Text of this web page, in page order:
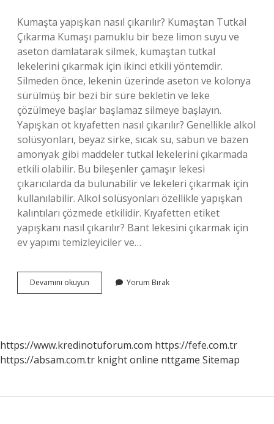
Kumaşta yapışkan nasıl çıkarılır? Kumaştan Tutkal
Çıkarma Kumaşı pamuklu bir beze limon suyu ve
aseton damlatarak silmek, kumaştan tutkal
lekelerini çıkarmak için ikinci etkili yöntemdir.
Silmeden önce, lekenin üzerinde aseton ve kolonya
sürülmüş bir bezi bir süre bekletin ve leke
çözülmeye başlar başlamaz silmeye başlayın.
Yapışkan ot kıyafetten nasıl çıkarılır? Genellikle alkol
solüsyonları, beyaz sirke, sıcak su, sabun ve bazen
amonyak gibi maddeler tutkal lekelerini çıkarmada
etkili olabilir. Bu bileşenler çamaşır lekesi
çıkarıcılarda da bulunabilir ve lekeleri çıkarmak için
kullanılabilir. Alkol solüsyonları özellikle yapışkan
kalıntıları çözmede etkilidir. Kıyafetten etiket
yapışkanı nasıl çıkarılır? Bant lekesini çıkarmak için
ev yapımı temizleyiciler ve…
Devamını okuyun Yapışkan
Kıyafetten
Yorum Bırak
https://www.kredinotuforum.com https://fefe.com.tr
https://absam.com.tr knight online nttgame Sitemap